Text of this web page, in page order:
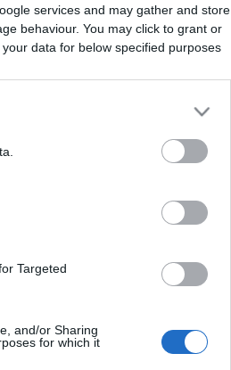
services and may gather and store
behaviour. You may click to grant or
data for below specified purposes
Targeted
and/or Sharing
for which it